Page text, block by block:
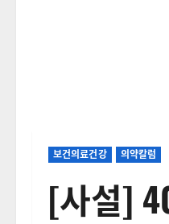
보건의료건강 의약칼럼
[사설]